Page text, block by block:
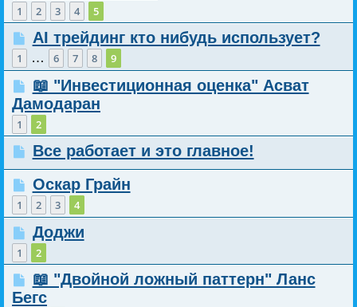
1 2 3 4 5
AI трейдинг кто нибудь использует?
1 … 6 7 8 9
📖 "Инвестиционная оценка" Асват
Дамодаран
1 2
Все работает и это главное!
Оскар Грайн
1 2 3 4
Доджи
1 2
📖 "Двойной ложный паттерн" Ланс
Бегс